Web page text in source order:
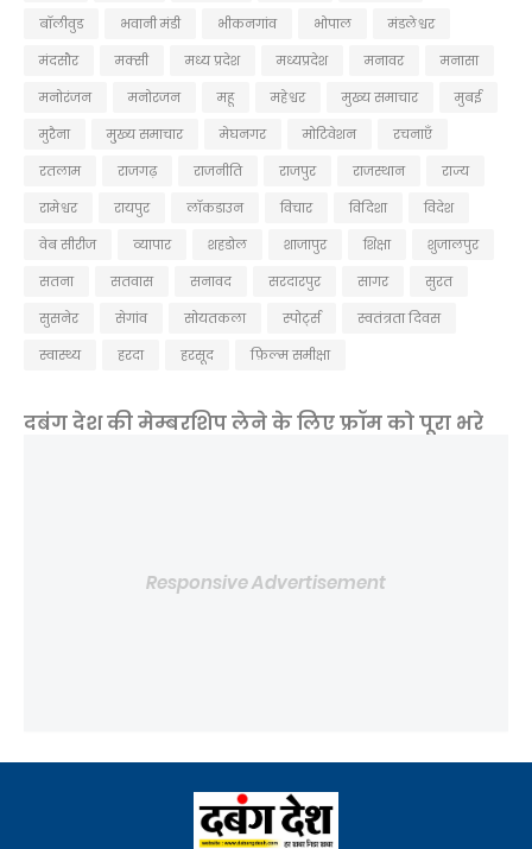
बॉलीवुड
भवानी मंडी भीकनगांव भोपाल
मंडलेश्वर
मंदसौर
मक्सी मध्य प्रदेश मध्यप्रदेश मनावर
मनासा
मनोरंजन
मनोरजन महू महेश्वर मुख्य समाचार
मुबई
मुरैना
मु्ख्य समाचार मेघनगर मोटिवेशन
रचनाएँ
रतलाम
राजगढ़ राजनीति राजपुर राजस्थान
राज्य
रामेश्वर
रायपुर लॉकडाउन विचार विदिशा
विदेश
वेब सीरीज
व्यापार शहडोल शाजापुर शिक्षा
शुजालपुर
सतना
सतवास सनावद सरदारपुर सागर
सुरत
सुसनेर
सेगांव सोयतकला स्पोर्ट्स
स्वतंत्रता दिवस
स्वास्थ्य
हरदा हरसूद फ़िल्म समीक्षा
दबंग देश की मेम्बरशिप लेने के लिए फ्रॉम को पूरा भरे
Responsive Advertisement